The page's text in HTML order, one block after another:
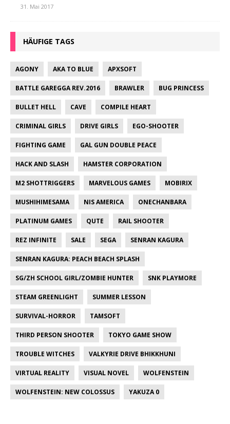
31. Mai 2017
HÄUFIGE TAGS
AGONY AKA TO BLUE APXSOFT
BATTLE GAREGGA REV.2016 BRAWLER BUG PRINCESS
BULLET HELL CAVE COMPILE HEART
CRIMINAL GIRLS DRIVE GIRLS EGO-SHOOTER
FIGHTING GAME GAL GUN DOUBLE PEACE
HACK AND SLASH HAMSTER CORPORATION
M2 SHOTTRIGGERS MARVELOUS GAMES MOBIRIX
MUSHIHIMESAMA NIS AMERICA ONECHANBARA
PLATINUM GAMES QUTE RAIL SHOOTER
REZ INFINITE SALE SEGA SENRAN KAGURA
SENRAN KAGURA: PEACH BEACH SPLASH
SG/ZH SCHOOL GIRL/ZOMBIE HUNTER SNK PLAYMORE
STEAM GREENLIGHT SUMMER LESSON
SURVIVAL-HORROR TAMSOFT
THIRD PERSON SHOOTER TOKYO GAME SHOW
TROUBLE WITCHES VALKYRIE DRIVE BHIKKHUNI
VIRTUAL REALITY VISUAL NOVEL WOLFENSTEIN
WOLFENSTEIN: NEW COLOSSUS YAKUZA 0